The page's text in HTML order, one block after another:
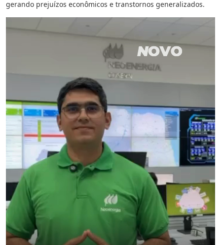
gerando prejuízos econômicos e transtornos generalizados.